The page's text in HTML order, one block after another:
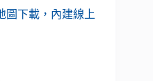
圖下載，內建線上